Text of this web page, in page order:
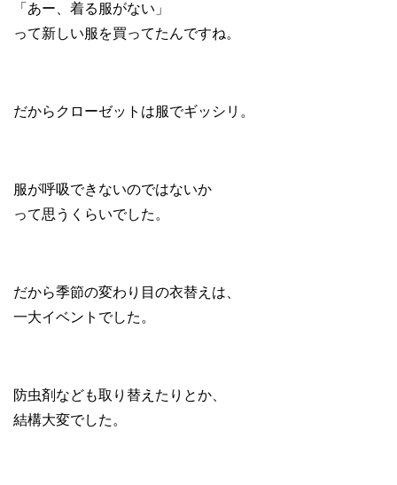
「あー、着る服がない」
って新しい服を買ってた んですね。
だからクローゼットは服でギッシリ 。
服が呼吸できないのではないか
って思うくらいでした。
だから季節の変わり目の衣替えは、
一大イベントでした。
防虫剤なども取り替えたりとか、
結構大変でした。